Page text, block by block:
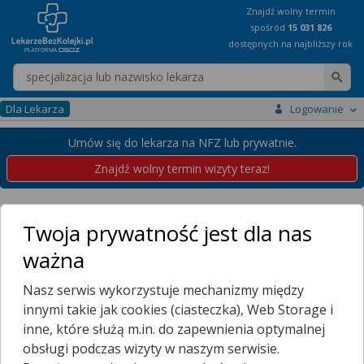
Znajdź wolny termin
spośród 15 031 826
dostępnych na najbliższy rok
Wpisz nazwę lekarza
Dla Lekarza Logowanie
Umów się do lekarza na NFZ lub prywatnie.
Znajdź wolny termin wizyty teraz!
Placówki
Przychodnie w Tykocinie
Wybierz dzielnicę
KACZOROWO
NOWE MIASTO
PĘTOWO
TYKOCIN
Twoja prywatność jest dla nas
ważna
Nasz serwis wykorzystuje mechanizmy między
innymi takie jak cookies (ciasteczka), Web Storage i
inne, które służą m.in. do zapewnienia optymalnej
obsługi podczas wizyty w naszym serwisie.